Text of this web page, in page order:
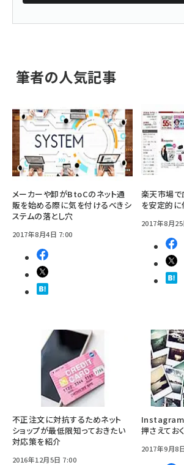
筆者の人気記事
メーカーや卸がBtoCのネット通
販を始める際に気を付けるべきシ
ステムの落とし穴
2017年8月4日 7:00
楽天市場で
を安定的
2017年8月
不正注文に対抗するためネット
ショップが最低限知っておきたい
対応策を紹介
2016年12月5日 7:00
Instagram
押さえてお
2017年9月8